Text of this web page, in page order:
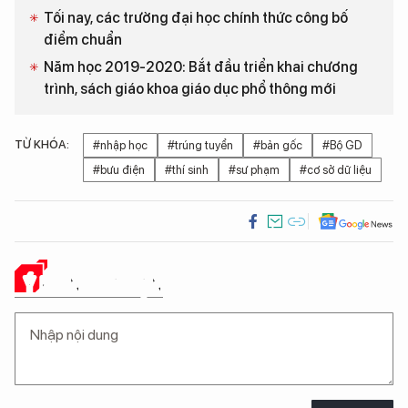
Tối nay, các trường đại học chính thức công bố
điểm chuẩn
Năm học 2019-2020: Bắt đầu triển khai chương
trình, sách giáo khoa giáo dục phổ thông mới
TỪ KHÓA: #nhập học #trúng tuyển #bản gốc
#Bộ GD
#bưu điện
#thí sinh #sư phạm #cơ sở dữ liệu
Ý KIẾN CỦA BẠN